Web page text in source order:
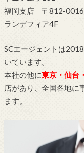
福岡支店 〒812-0016
ランデフィア4F
SCエージェントは
いています。
本社の他に東京・仙台
店があり、全国各地に
ます。